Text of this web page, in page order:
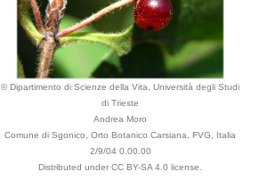
© Dipartimento di Scienze della Vita, Università degli Studi
di Trieste
Andrea Moro
Comune di Sgonico, Orto Botanico Carsiana, FVG, Italia
2/9/04 0.00.00
Distributed under CC BY-SA 4.0 license.